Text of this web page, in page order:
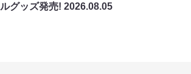
ルグッズ発売!2026.08.05